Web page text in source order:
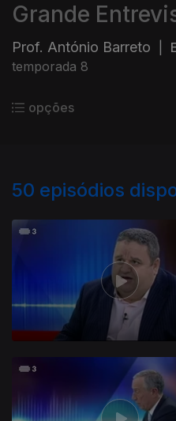
Grande
Prof. António Barreto
temporada 8
opções
50 episódios